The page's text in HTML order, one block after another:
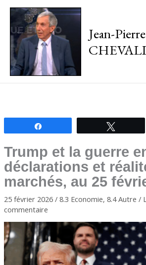
Jean-Pierre
Trump et la guerre
déclarations et
marchés, au 25
25 février 2026 / 8.3 Economie, 8.4 Autre /
commentaire